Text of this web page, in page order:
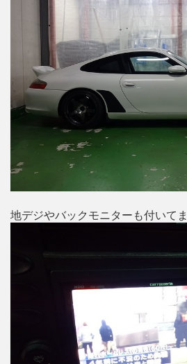
地デジやバックモニターも付いて